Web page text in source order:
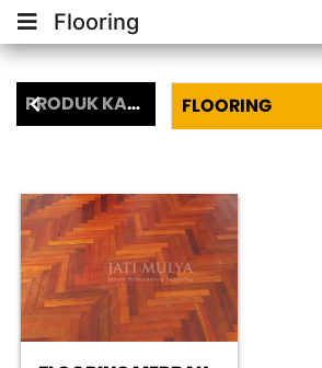
Flooring
PRODUK KAYU FLOORING